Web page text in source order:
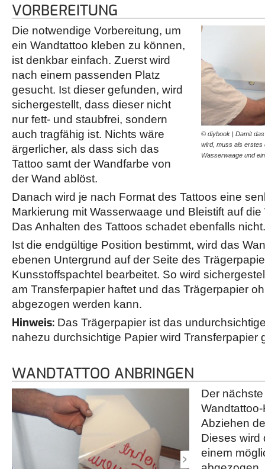
VORBEREITUNG
© diybook | Damit
wird, muss als erstes
Wasserwaage und
Die notwendige Vorbereitung, um
ein Wandtattoo kleben zu können,
ist denkbar einfach. Zuerst wird
nach einem passenden Platz
gesucht. Ist dieser gefunden, wird
sichergestellt, dass dieser nicht
nur fett- und staubfrei, sondern
auch tragfähig ist. Nichts wäre
ärgerlicher, als dass sich das
Tattoo samt der Wandfarbe von
der Wand ablöst.
Danach wird je nach Format des Tattoos eine
Markierung mit Wasserwaage und Bleistift auf
Das Anhalten des Tattoos schadet ebenfalls
Ist die endgültige Position bestimmt, wird das
ebenen Untergrund auf der Seite des
Kunsstoffspachtel bearbeitet. So wird
am Transferpapier haftet und das Trägerpapier
abgezogen werden kann.
Hinweis: Das Trägerpapier ist das
nahezu durchsichtige Papier wird Transferpapier
WANDTATTOO ANBRINGEN
Der
Abziehen
Dieses wird
einem